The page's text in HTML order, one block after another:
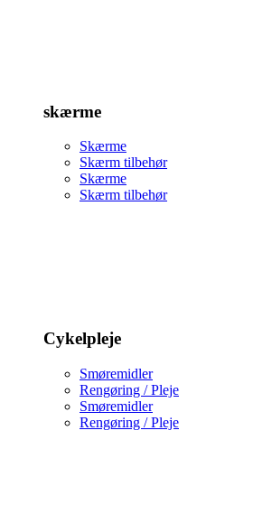
skærme
Skærme
Skærm tilbehør
Skærme
Skærm tilbehør
Cykelpleje
Smøremidler
Rengøring / Pleje
Smøremidler
Rengøring / Pleje